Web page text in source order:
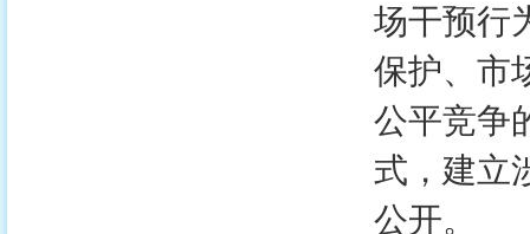
场干预行
保护、市
公平竞争
式，建立
公开。